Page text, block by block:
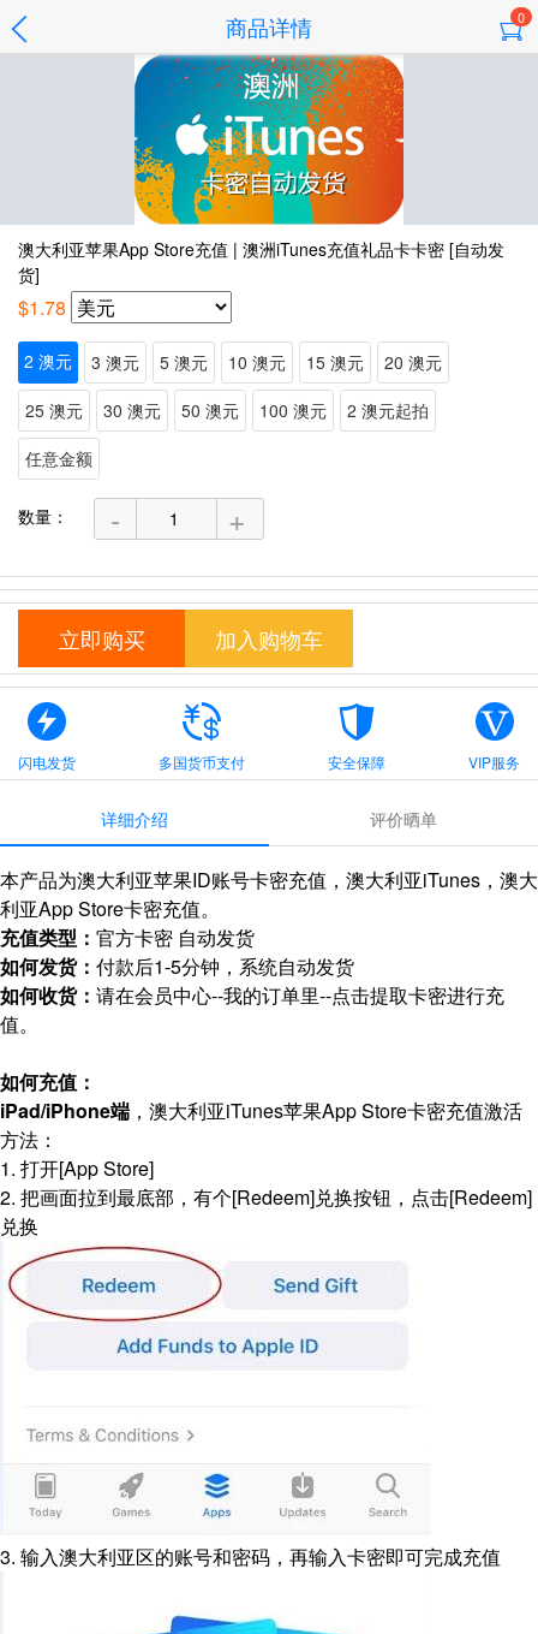
商品详情 0
澳大利亚苹果App Store充值 | 澳洲iTunes充值礼品卡卡密 [自动发
货]
$1.78
2 澳元 3 澳元 5 澳元 10 澳元 15 澳元
20 澳元
25 澳元
30 澳元 50 澳元 100 澳元
2 澳元起拍
任意金额
数量： - +
立即购买 加入购物车
闪电发货 多国货币支付 安全保障 VIP服务
详细介绍 评价晒单
本产品为澳大利亚苹果ID账号卡密充值，澳大利亚iTunes，澳大
利亚App Store卡密充值。
充值类型： 官方卡密 自动发货
如何发货： 付款后1-5分钟，系统自动发货
如何收货： 请在会员中心--我的订单里--点击提取卡密进行充
值。
如何充值：
iPad/iPhone端 ，澳大利亚iTunes苹果App Store卡密充值激活
方法：
1. 打开[App Store]
2. 把画面拉到最底部，有个[Redeem]兑换按钮，点击[Redeem]
兑换
3. 输入澳大利亚区的账号和密码，再输入卡密即可完成充值